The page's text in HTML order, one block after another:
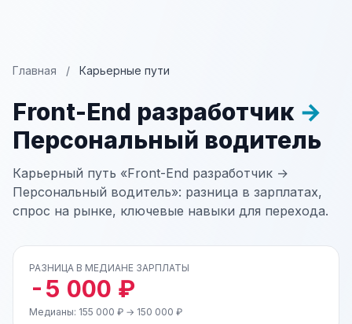
Главная / Карьерные пути
Front-End разработчик →
Персональный водитель
Карьерный путь «Front-End разработчик →
Персональный водитель»: разница в зарплатах,
спрос на рынке, ключевые навыки для перехода.
РАЗНИЦА В МЕДИАНЕ ЗАРПЛАТЫ
-5 000 ₽
Медианы: 155 000 ₽ → 150 000 ₽